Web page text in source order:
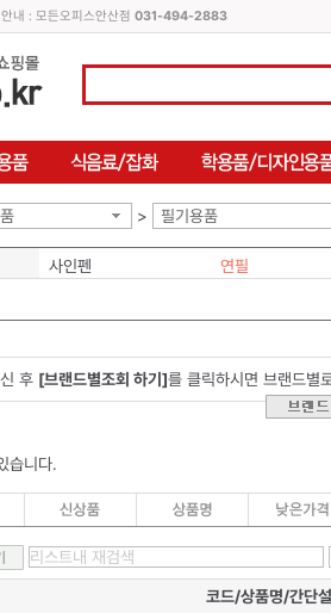
내 : 모든오피스안산점 031-494-2883
> 필기용품
사인펜 연필
후 [브랜드별조회 하기]를 클릭하시면 브랜드별
습니다.
코드/상품명/간단